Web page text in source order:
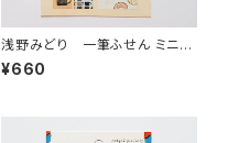
浅野みどり 一筆ふせん ミニ付
箋セット MY FAVORITE MU
GS・three o'clock
¥660